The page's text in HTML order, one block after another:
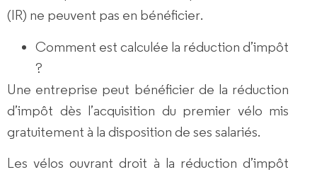
(IR) ne peuvent pas en bénéficier.
Comment est calculée la réduction d’impôt
?
Une entreprise peut bénéficier de la réduction
d’impôt dès l’acquisition du premier vélo mis
gratuitement à la disposition de ses salariés.
Les vélos ouvrant droit à la réduction d’impôt